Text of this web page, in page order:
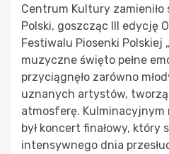
Centrum Kultury
Polski, goszcząc III edycję
Festiwalu Piosenki Polskiej
muzyczne święto pełne
przyciągnęło zarówno
uznanych artystów,
atmosferę.
był koncert finałowy, który
intensywnego dnia